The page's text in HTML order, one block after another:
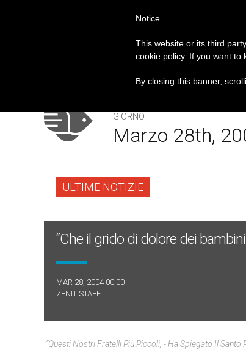
GIORNO
Marzo 28th,
ULTIME NOTIZIE
“Che il grido di dolore dei
MAR 28, 2004 00:00
ZENIT STAFF
“Questi Nostri Fratelli Più Piccoli, - Ha Spiegato Il
Notice
This website or its third
cookie policy. If you want
By closing this banner,